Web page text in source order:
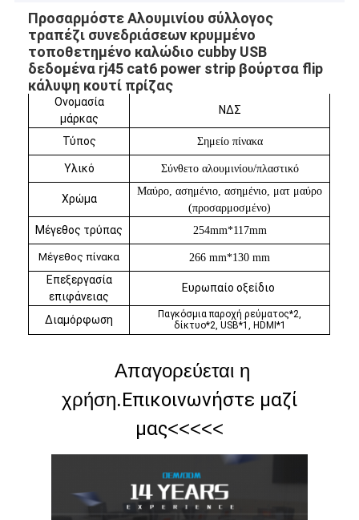
Προσαρμόστε Αλουμινίου σύλλογος
τραπέζι συνεδριάσεων κρυμμένο
τοποθετημένο καλώδιο cubby USB
δεδομένα rj45 cat6 power strip βούρτσα flip
κάλυψη κουτί πρίζας
Ονομασία
μάρκας
ΝΔΣ
Τύπος Σημείο πίνακα
Υλικό Σύνθετο αλουμινίου/πλαστικό
Χρώμα
Μαύρο, ασημένιο, ασημένιο, ματ μαύρο
(προσαρμοσμένο)
Μέγεθος τρύπας 254mm*117mm
Μέγεθος πίνακα 266 mm*130 mm
Επεξεργασία
επιφάνειας
Ευρωπαίο οξείδιο
Διαμόρφωση
Παγκόσμια παροχή ρεύματος*2,
δίκτυο*2, USB*1, HDMI*1
Απαγορεύεται η
χρήση.Επικοινωνήστε μαζί
μας<<<<<